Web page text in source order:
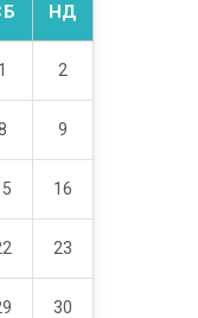
НД
1 2
9
16
23
30